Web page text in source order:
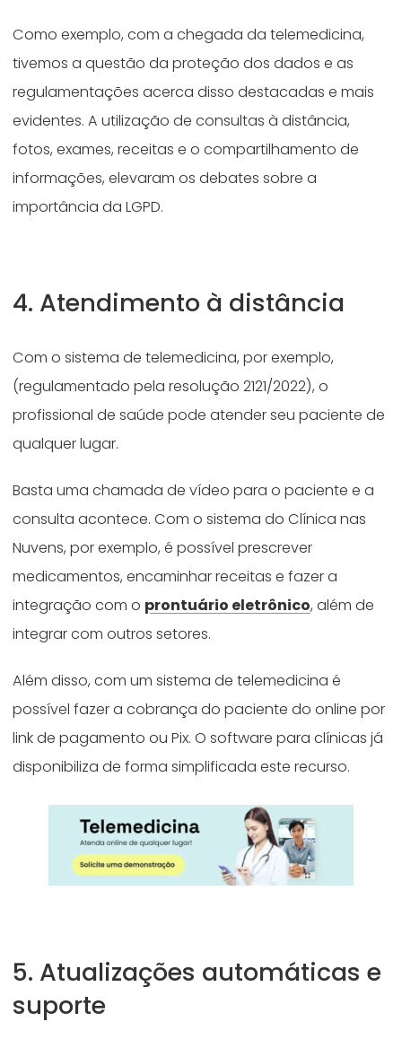
Como exemplo, com a chegada da telemedicina,
tivemos a questão da proteção dos dados e as
regulamentações acerca disso destacadas e mais
evidentes. A utilização de consultas à distância,
fotos, exames, receitas e o compartilhamento de
informações, elevaram os debates sobre a
importância da LGPD.
4. Atendimento à distância
Com o sistema de telemedicina, por exemplo,
(regulamentado pela resolução 2121/2022), o
profissional de saúde pode atender seu paciente de
qualquer lugar.
Basta uma chamada de vídeo para o paciente e a
consulta acontece. Com o sistema do Clínica nas
Nuvens, por exemplo, é possível prescrever
medicamentos, encaminhar receitas e fazer a
integração com o prontuário eletrônico, além de
integrar com outros setores.
Além disso, com um sistema de telemedicina é
possível fazer a cobrança do paciente do online por
link de pagamento ou Pix. O software para clínicas já
disponibiliza de forma simplificada este recurso.
5. Atualizações automáticas e
suporte